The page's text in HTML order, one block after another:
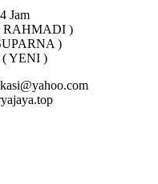
Jam
RAHMADI )
)
( YENI )